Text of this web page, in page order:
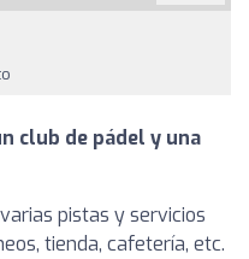
club de pádel y una
pistas y servicios
tienda, cafetería, etc.